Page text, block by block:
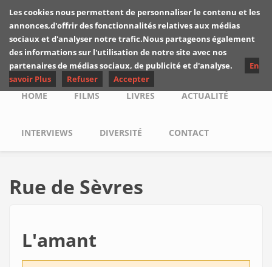
Skip to main content
Les critiques de
Yuyine
Main menu
HOME FILMS LIVRES ACTUALITÉ
INTERVIEWS DIVERSITÉ CONTACT
Rue de Sèvres
L'amant
Les cookies nous permettent de personnaliser le contenu et les
annonces,d'offrir des fonctionnalités relatives aux médias
sociaux et d'analyser notre trafic.Nous partageons également
des informations sur l'utilisation de notre site avec nos
partenaires de médias sociaux, de publicité et d'analyse.
En
savoir Plus
Refuser Accepter